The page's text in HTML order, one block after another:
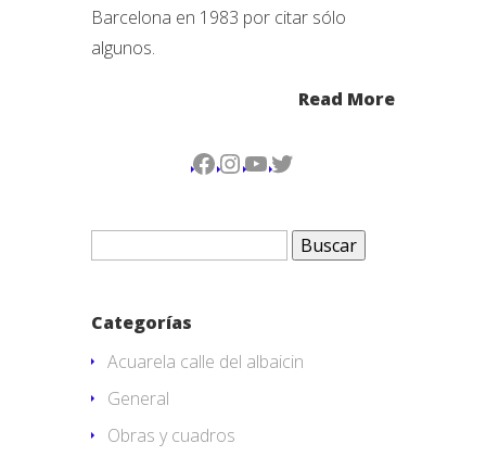
Barcelona en 1983 por citar sólo
algunos.
Read More
Facebook
Instagram
YouTube
Twitter
Buscar:
Categorías
Acuarela calle del albaicin
General
Obras y cuadros